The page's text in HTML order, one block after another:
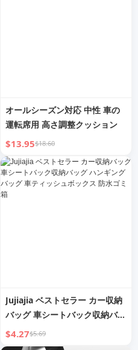
オールシーズン対応 中性 車の
運転席用 高さ調整クッション
$13.95$18.60
Jujiajia ベストセラー カー収納
バッグ 車シートバック収納バッ
グ ハンギングバッグ 車ティッ
シュボックス 防水ゴミ箱
$4.27$5.69